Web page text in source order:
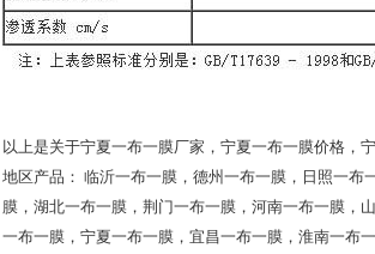
以上是关于宁夏一布一膜厂家，宁夏一布一膜价格，
地区产品： 临沂一布一膜， 德州一布一膜， 日照一布
膜， 湖北一布一膜， 荆门一布一膜， 河南一布一膜，
一布一膜， 宁夏一布一膜， 宜昌一布一膜， 淮南一布